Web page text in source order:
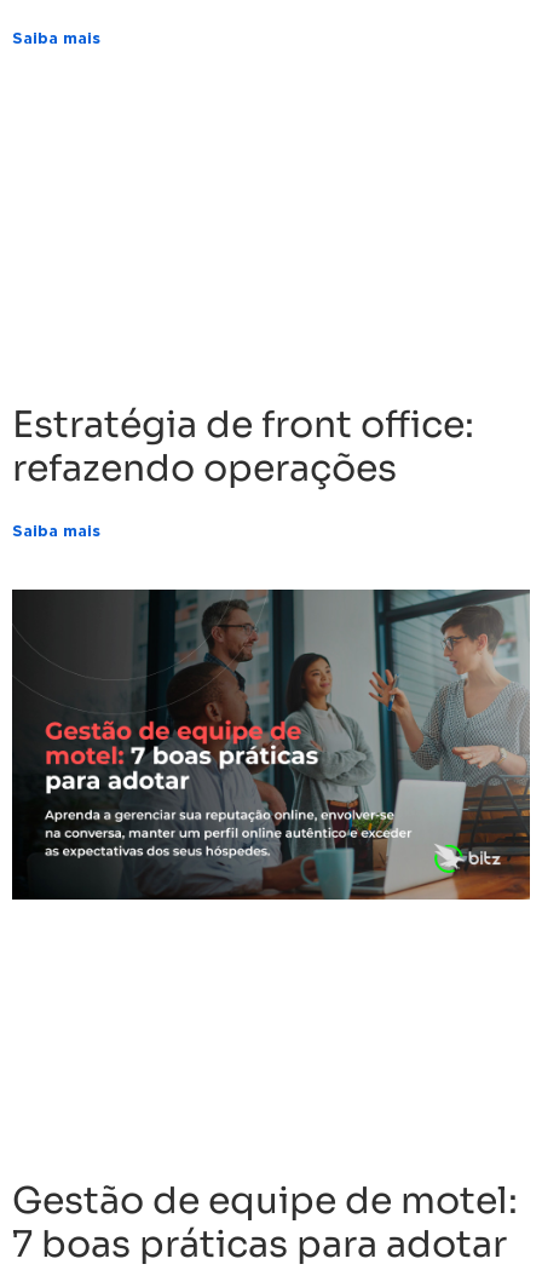
Saiba mais
Estratégia de front office:
refazendo operações
Saiba mais
Gestão de equipe de motel:
7 boas práticas para adotar